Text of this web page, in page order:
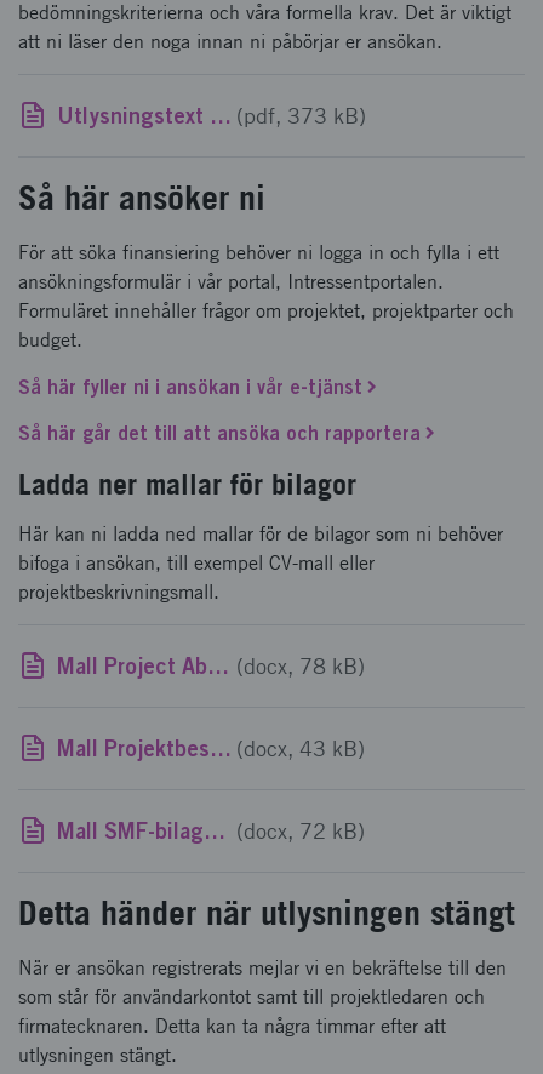
bedömningskriterierna och våra formella krav. Det är viktigt
att ni läser den noga innan ni påbörjar er ansökan.
Utlysningstext Smartare elektroniksystem Genomförbarhetsstudier 2021 (pdf, 373 kB)
Så här ansöker ni
För att söka finansiering behöver ni logga in och fylla i ett
ansökningsformulär i vår portal, Intressentportalen.
Formuläret innehåller frågor om projektet, projektparter och
budget.
Så här fyller ni i ansökan i vår e-tjänst
Så här går det till att ansöka och rapportera
Ladda ner mallar för bilagor
Här kan ni ladda ned mallar för de bilagor som ni behöver
bifoga i ansökan, till exempel CV-mall eller
projektbeskrivningsmall.
Mall Project Abstract Smartare elektroniksystem Genomförbarhetsstudier 2021 (docx, 78 kB)
Mall Projektbeskrivning Smartare elektroniksystem Genomförbarhetsstudier 2021 (docx, 43 kB)
Mall SMF-bilaga Smartare elektroniksystem Genomförbarhetsstudier 2021 (docx, 72 kB)
Detta händer när utlysningen stängt
När er ansökan registrerats mejlar vi en bekräftelse till den
som står för användarkontot samt till projektledaren och
firmatecknaren. Detta kan ta några timmar efter att
utlysningen stängt.